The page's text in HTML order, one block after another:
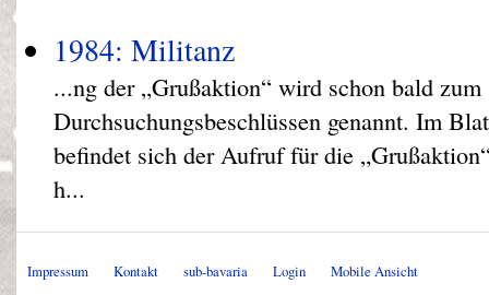
1984: Militanz
...ng der „Grußaktion“ wird schon bald
Durchsuchungsbeschlüssen genannt. Im
befindet sich der Aufruf für die
h...
Impressum Kontakt sub-bavaria Login Mobile Ansicht